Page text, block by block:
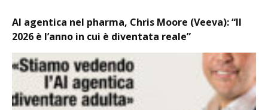
AI agentica nel pharma, Chris Moore (Veeva): “Il
2026 è l’anno in cui è diventata reale”